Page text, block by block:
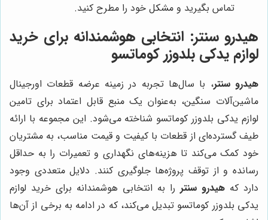
تماس بگیرید و مشکل خود را مطرح کنید.
هیدرو سنتر: انتخابی هوشمندانه برای خرید
لوازم یدکی بلدوزر کوماتسو
هیدرو سنتر، با سال‌ها تجربه در زمینه عرضه قطعات اورجینال
ماشین‌آلات سنگین، به‌عنوان یک منبع قابل اعتماد برای تامین
لوازم یدکی بلدوزر کوماتسو شناخته می‌شود. این مجموعه با ارائه
طیف گسترده‌ای از قطعات با کیفیت و قیمت مناسب، به مشتریان
خود کمک می‌کند تا هزینه‌های نگهداری و تعمیرات را به حداقل
رسانده و از توقف پروژه‌ها جلوگیری کنند. دلایل متعددی وجود
دارد که هیدرو سنتر را به انتخابی هوشمندانه برای خرید لوازم
یدکی بلدوزر کوماتسو تبدیل می‌کند، که در ادامه به برخی از آن‌ها